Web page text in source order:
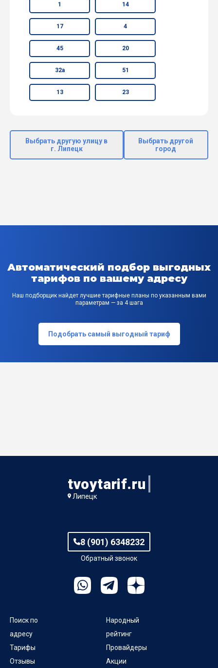
1 14
17 4
45 20
32а 51
13 23
Выбрать другую улицу в
г. Липецк
Выбрать другой
город
Автоматический подбор выгодных
тарифов по вашему адресу
Наш подборщик найдет лучшие тарифные планы по указанным вами
параметрам — за 4 шага
Подобрать самый выгодный тариф
tvoytarif.ru
Липецк
8 (901) 6348232
Обратный звонок
Поиск по
адресу
Тарифы
Отзывы
Народный
рейтинг
Провайдеры
Акции